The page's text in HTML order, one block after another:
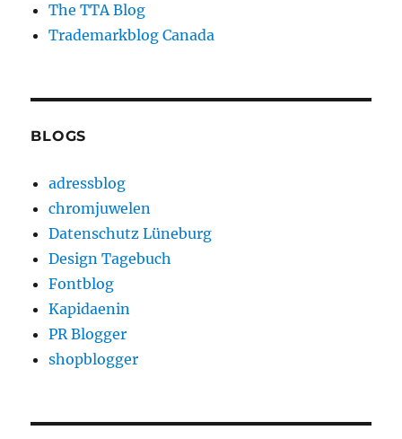
The TTA Blog
Trademarkblog Canada
BLOGS
adressblog
chromjuwelen
Datenschutz Lüneburg
Design Tagebuch
Fontblog
Kapidaenin
PR Blogger
shopblogger